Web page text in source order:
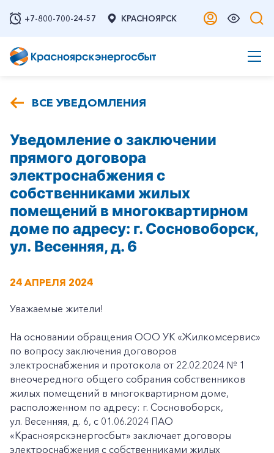
+7-800-700-24-57 КРАСНОЯРСК
ВСЕ УВЕДОМЛЕНИЯ
Уведомление о заключении
прямого договора
электроснабжения с
собственниками жилых
помещений в многоквартирном
доме по адресу: г. Сосновоборск,
ул. Весенняя, д. 6
24 АПРЕЛЯ 2024
Уважаемые жители!
На основании обращения ООО УК «Жилкомсервис»
по вопросу заключения договоров
электроснабжения и протокола от 22.02.2024 № 1
внеочередного общего собрания собственников
жилых помещений в многоквартирном доме,
расположенном по адресу: г. Сосновоборск,
ул. Весенняя, д. 6, с 01.06.2024 ПАО
«Красноярскэнергосбыт» заключает договоры
электроснабжения с собственниками жилых